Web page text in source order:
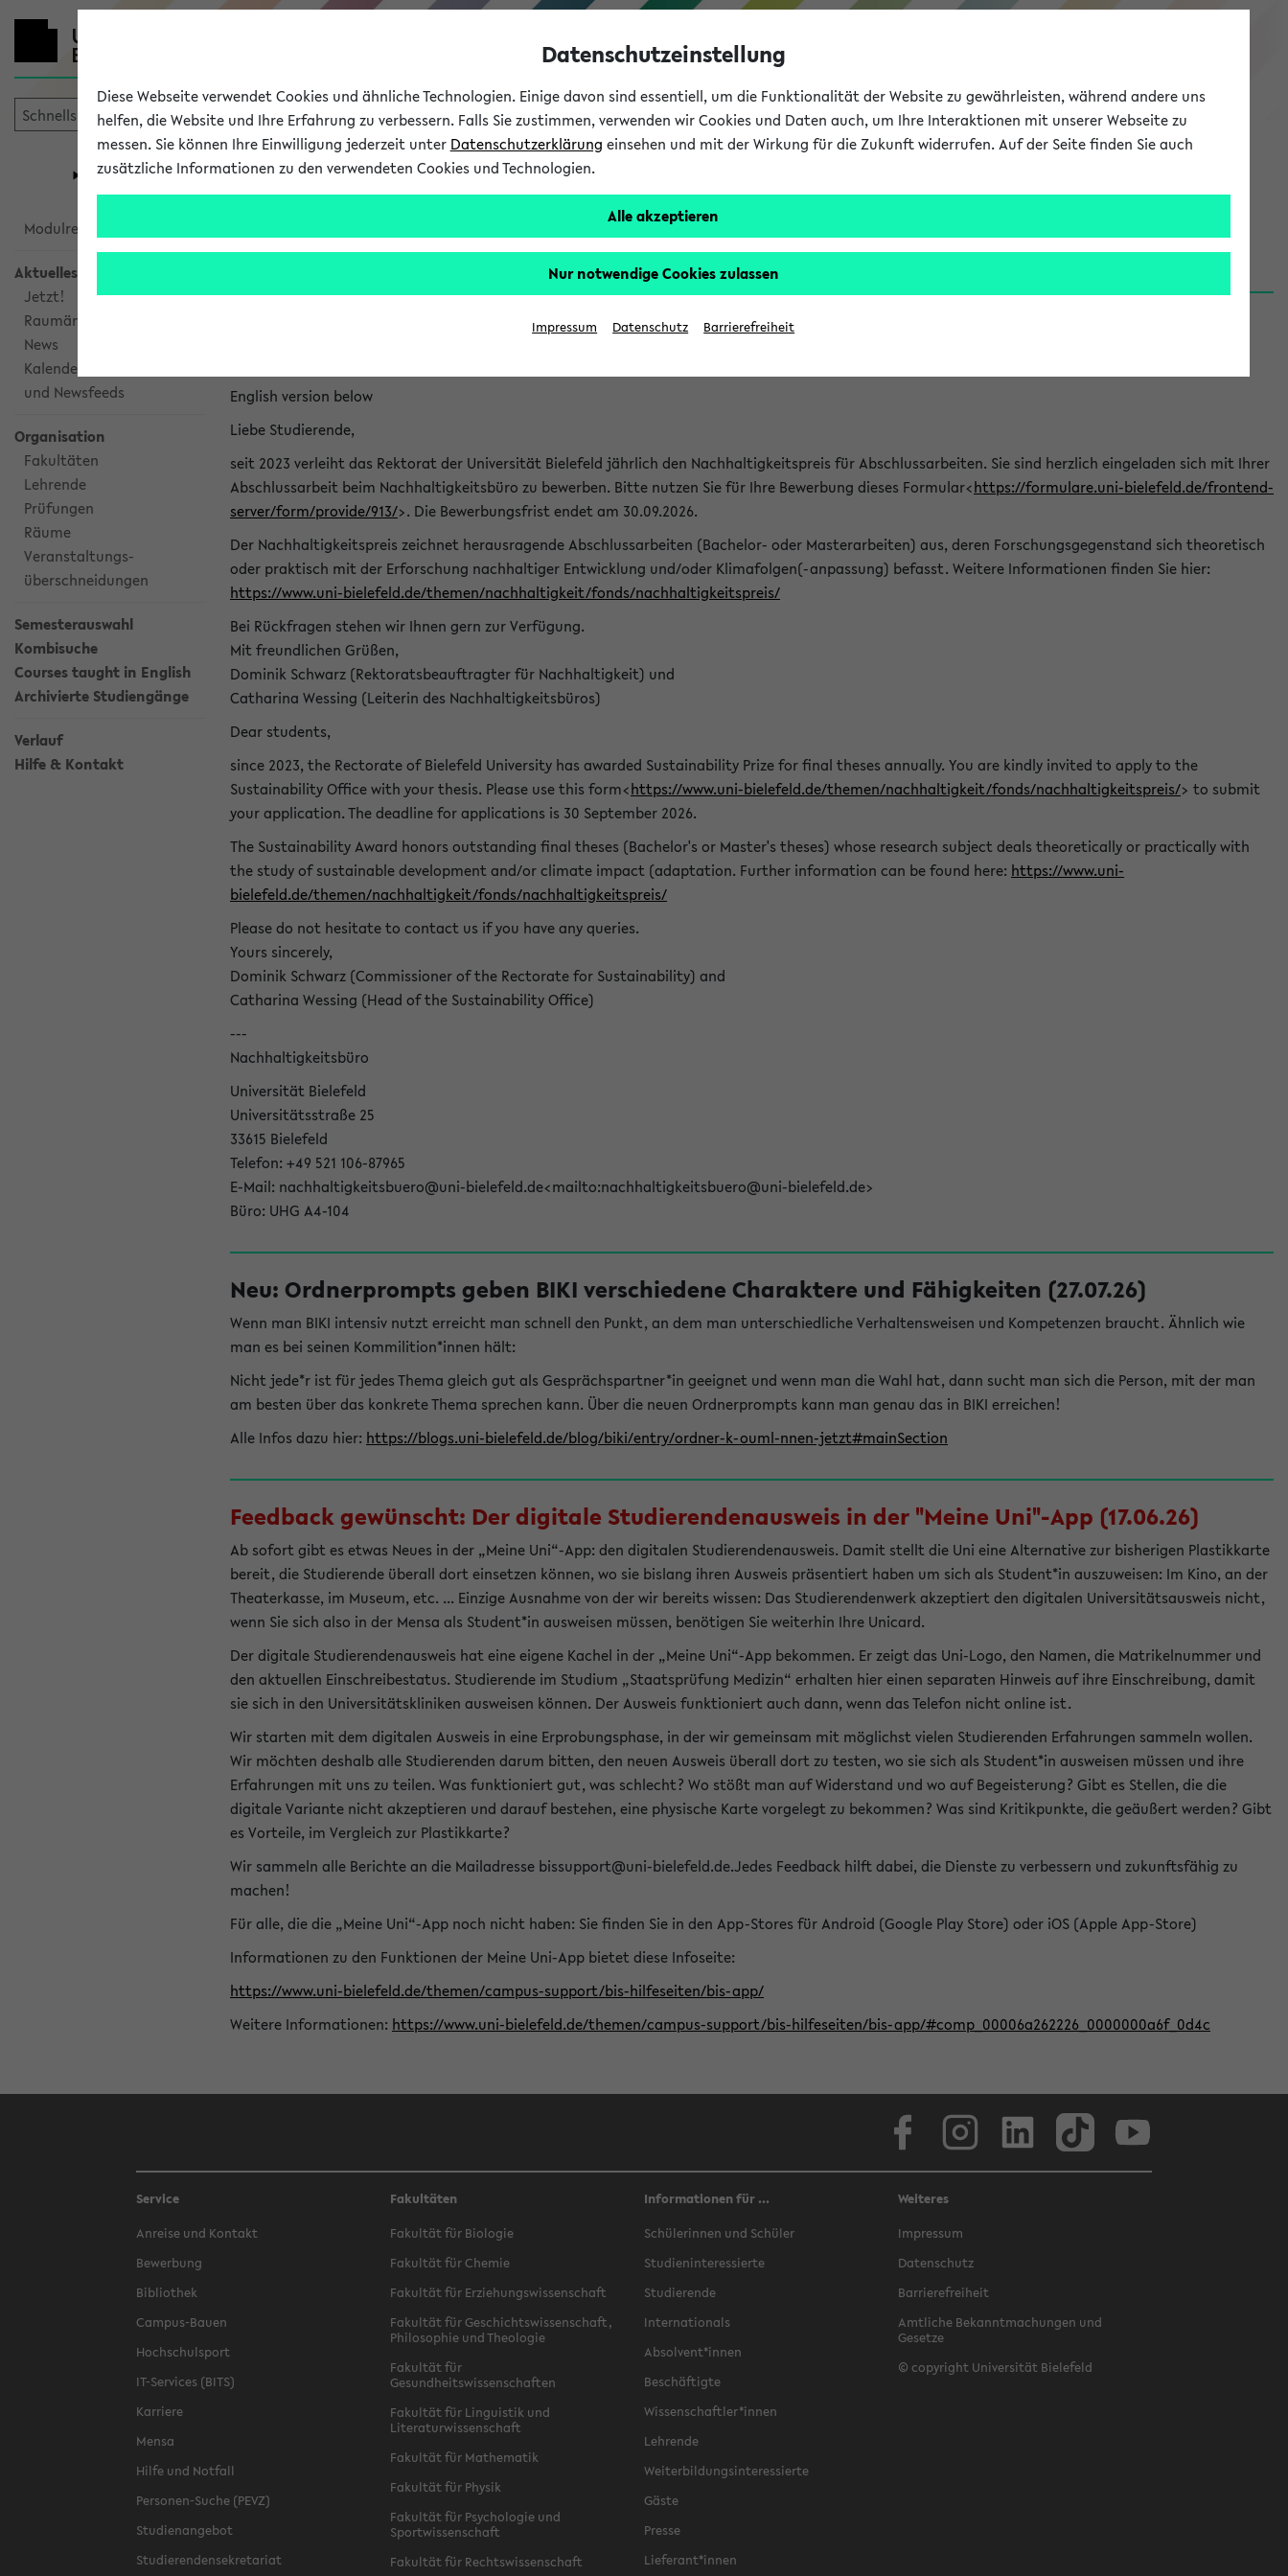
eKVV
Universität Forschung Studium
eKVV
Modulrecherche
Aktuelles
Jetzt!
Raumänderungen
News
Kalenderintegration
und Newsfeeds
Organisation
Fakultäten
Lehrende
Prüfungen
Räume
Veranstaltungs-
überschneidungen
Semesterauswahl
Kombisuche
Courses taught in English
Archivierte Studiengänge
Verlauf
Hilfe & Kontakt
eKVV News
Nachhaltigkeitspreis 2026: Bewerbungsphase gestartet (06.08.26)
English version below
Liebe Studierende,
seit 2023 verleiht das Rektorat der Universität Bielefeld jährlich den Nachhaltigkeitspreis für Abschlussarbeiten. Sie sind herzlich eingeladen sich mit Ihrer
Abschlussarbeit beim Nachhaltigkeitsbüro zu bewerben. Bitte nutzen Sie für Ihre Bewerbung dieses Formular<https://formulare.uni-bielefeld.de/frontend-
server/form/provide/913/>. Die Bewerbungsfrist endet am 30.09.2026.
Der Nachhaltigkeitspreis zeichnet herausragende Abschlussarbeiten (Bachelor- oder Masterarbeiten) aus, deren Forschungsgegenstand sich theoretisch
oder praktisch mit der Erforschung nachhaltiger Entwicklung und/oder Klimafolgen(-anpassung) befasst. Weitere Informationen finden Sie hier:
https://www.uni-bielefeld.de/themen/nachhaltigkeit/fonds/nachhaltigkeitspreis/
Bei Rückfragen stehen wir Ihnen gern zur Verfügung.
Mit freundlichen Grüßen,
Dominik Schwarz (Rektoratsbeauftragter für Nachhaltigkeit) und
Catharina Wessing (Leiterin des Nachhaltigkeitsbüros)
Dear students,
since 2023, the Rectorate of Bielefeld University has awarded Sustainability Prize for final theses annually. You are kindly invited to apply to the
Sustainability Office with your thesis. Please use this form<https://www.uni-bielefeld.de/themen/nachhaltigkeit/fonds/nachhaltigkeitspreis/> to submit
your application. The deadline for applications is 30 September 2026.
The Sustainability Award honors outstanding final theses (Bachelor's or Master's theses) whose research subject deals theoretically or practically with
the study of sustainable development and/or climate impact (adaptation. Further information can be found here: https://www.uni-
bielefeld.de/themen/nachhaltigkeit/fonds/nachhaltigkeitspreis/
Please do not hesitate to contact us if you have any queries.
Yours sincerely,
Dominik Schwarz (Commissioner of the Rectorate for Sustainability) and
Catharina Wessing (Head of the Sustainability Office)
---
Nachhaltigkeitsbüro
Universität Bielefeld
Universitätsstraße 25
33615 Bielefeld
Telefon: +49 521 106-87965
E-Mail: nachhaltigkeitsbuero@uni-bielefeld.de<mailto:nachhaltigkeitsbuero@uni-bielefeld.de>
Büro: UHG A4-104
Neu: Ordnerprompts geben BIKI verschiedene Charaktere und Fähigkeiten (27.07.26)
Wenn man BIKI intensiv nutzt erreicht man schnell den Punkt, an dem man unterschiedliche Verhaltensweisen und Kompetenzen braucht. Ähnlich wie
man es bei seinen Kommilition*innen hält:
Nicht jede*r ist für jedes Thema gleich gut als Gesprächspartner*in geeignet und wenn man die Wahl hat, dann sucht man sich die Person, mit der man
am besten über das konkrete Thema sprechen kann. Über die neuen Ordnerprompts kann man genau das in BIKI erreichen!
Alle Infos dazu hier: https://blogs.uni-bielefeld.de/blog/biki/entry/ordner-k-ouml-nnen-jetzt#mainSection
Feedback gewünscht: Der digitale Studierendenausweis in der "Meine Uni"-App (17.06.26)
Ab sofort gibt es etwas Neues in der „Meine Uni“-App: den digitalen Studierendenausweis. Damit stellt die Uni eine Alternative zur bisherigen Plastikkarte
bereit, die Studierende überall dort einsetzen können, wo sie bislang ihren Ausweis präsentiert haben um sich als Student*in auszuweisen: Im Kino, an der
Theaterkasse, im Museum, etc. ... Einzige Ausnahme von der wir bereits wissen: Das Studierendenwerk akzeptiert den digitalen Universitätsausweis nicht,
wenn Sie sich also in der Mensa als Student*in ausweisen müssen, benötigen Sie weiterhin Ihre Unicard.
Der digitale Studierendenausweis hat eine eigene Kachel in der „Meine Uni“-App bekommen. Er zeigt das Uni-Logo, den Namen, die Matrikelnummer und
den aktuellen Einschreibestatus. Studierende im Studium „Staatsprüfung Medizin“ erhalten hier einen separaten Hinweis auf ihre Einschreibung, damit
sie sich in den Universitätskliniken ausweisen können. Der Ausweis funktioniert auch dann, wenn das Telefon nicht online ist.
Wir starten mit dem digitalen Ausweis in eine Erprobungsphase, in der wir gemeinsam mit möglichst vielen Studierenden Erfahrungen sammeln wollen.
Wir möchten deshalb alle Studierenden darum bitten, den neuen Ausweis überall dort zu testen, wo sie sich als Student*in ausweisen müssen und ihre
Erfahrungen mit uns zu teilen. Was funktioniert gut, was schlecht? Wo stößt man auf Widerstand und wo auf Begeisterung? Gibt es Stellen, die die
digitale Variante nicht akzeptieren und darauf bestehen, eine physische Karte vorgelegt zu bekommen? Was sind Kritikpunkte, die geäußert werden? Gibt
es Vorteile, im Vergleich zur Plastikkarte?
Wir sammeln alle Berichte an die Mailadresse bissupport@uni-bielefeld.de.Jedes Feedback hilft dabei, die Dienste zu verbessern und zukunftsfähig zu
machen!
Für alle, die die „Meine Uni“-App noch nicht haben: Sie finden Sie in den App-Stores für Android (Google Play Store) oder iOS (Apple App-Store)
Informationen zu den Funktionen der Meine Uni-App bietet diese Infoseite:
https://www.uni-bielefeld.de/themen/campus-support/bis-hilfeseiten/bis-app/
Weitere Informationen: https://www.uni-bielefeld.de/themen/campus-support/bis-hilfeseiten/bis-app/#comp_00006a262226_0000000a6f_0d4c
Service
Anreise und Kontakt
Bewerbung
Bibliothek
Campus-Bauen
Hochschulsport
IT-Services (BITS)
Karriere
Mensa
Hilfe und Notfall
Personen-Suche (PEVZ)
Studienangebot
Studierendensekretariat
Fakultäten
Fakultät für Biologie
Fakultät für Chemie
Fakultät für Erziehungswissenschaft
Fakultät für Geschichtswissenschaft,
Philosophie und Theologie
Fakultät für
Gesundheitswissenschaften
Fakultät für Linguistik und
Literaturwissenschaft
Fakultät für Mathematik
Fakultät für Physik
Fakultät für Psychologie und
Sportwissenschaft
Fakultät für Rechtswissenschaft
Informationen für ...
Schülerinnen und Schüler
Studieninteressierte
Studierende
Internationals
Absolvent*innen
Beschäftigte
Wissenschaftler*innen
Lehrende
Weiterbildungsinteressierte
Gäste
Presse
Lieferant*innen
Weiteres
Impressum
Datenschutz
Barrierefreiheit
Amtliche Bekanntmachungen und
Gesetze
© copyright Universität Bielefeld
Datenschutzeinstellung
Diese Webseite verwendet Cookies und ähnliche Technologien. Einige davon sind essentiell, um die Funktionalität der Website zu gewährleisten, während andere uns
helfen, die Website und Ihre Erfahrung zu verbessern. Falls Sie zustimmen, verwenden wir Cookies und Daten auch, um Ihre Interaktionen mit unserer Webseite zu
messen. Sie können Ihre Einwilligung jederzeit unter Datenschutzerklärung einsehen und mit der Wirkung für die Zukunft widerrufen. Auf der Seite finden Sie auch
zusätzliche Informationen zu den verwendeten Cookies und Technologien.
Alle akzeptieren
Nur notwendige Cookies zulassen
Impressum Datenschutz Barrierefreiheit